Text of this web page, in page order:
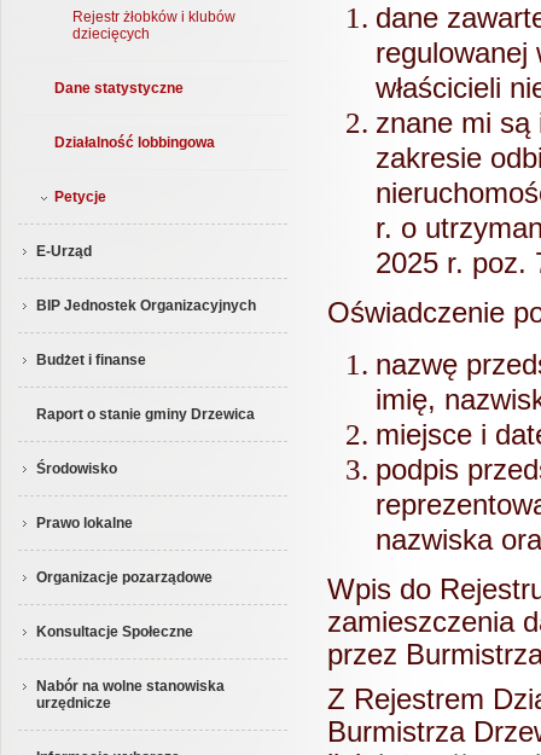
Rejestr żłobków i klubów
dziecięcych
Dane statystyczne
Działalność lobbingowa
Petycje
E-Urząd
BIP Jednostek Organizacyjnych
Budżet i finanse
Raport o stanie gminy Drzewica
Środowisko
Prawo lokalne
Organizacje pozarządowe
Konsultacje Społeczne
Nabór na wolne stanowiska
urzędnicze
dane
regulowanej
właścicieli
znane mi są
zakresie
r. o
2025 r. poz.
Oświadczenie
nazwę
imię,
miejsce i
podpis
nazwiska
Wpis do
zamieszczenia
przez
Z Rejestrem
Burmistrza